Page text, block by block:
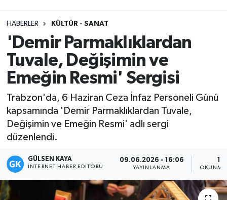
HABERLER KÜLTÜR - SANAT
'Demir Parmaklıklardan
Tuvale, Değişimin ve
Emeğin Resmi' Sergisi
Trabzon'da, 6 Haziran Ceza İnfaz Personeli Günü
kapsamında 'Demir Parmaklıklardan Tuvale,
Değişimin ve Emeğin Resmi' adlı sergi
düzenlendi.
GÜLSEN KAYA
İNTERNET HABER EDITÖRÜ
09.06.2026 - 16:06
YAYINLANMA OKUNMA
Güncel
Haberde insan
Kültür - Sanat
Magazin
Mersin
Mersin Tarihi
Haber Arşivi